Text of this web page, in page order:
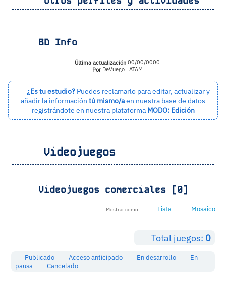
BD Info
Última actualización 00/00/0000
PorDeVuego LATAM
¿Es tu estudio? Puedes reclamarlo para editar, actualizar y
añadir la información tú mismo/aen nuestra base de datos
registrándote en nuestra plataforma MODO: Edición
Videojuegos
Videojuegos comerciales [0]
Mostrar como Lista Mosaico
Total juegos: 0
Publicado Acceso anticipado En desarrollo
En
pausa
Cancelado